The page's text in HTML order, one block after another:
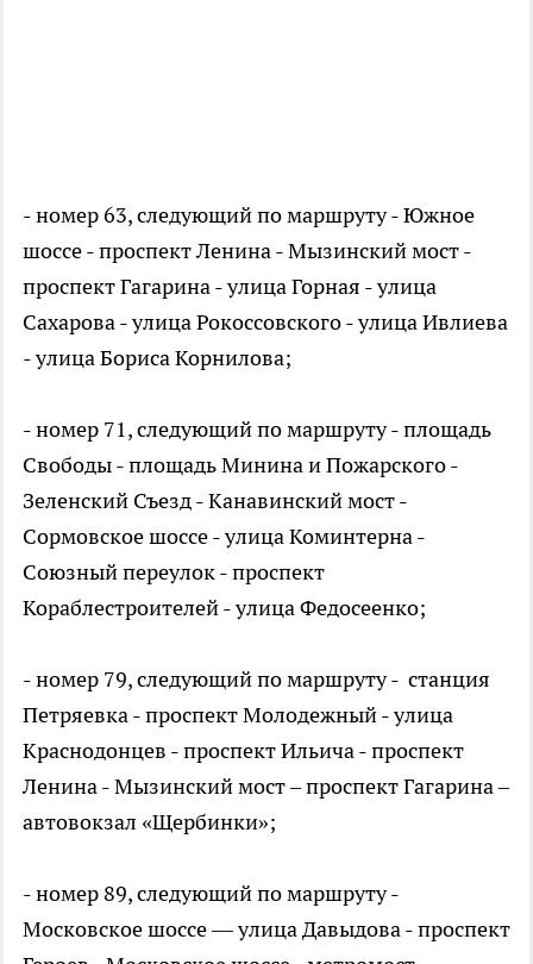
- номер 63, следующий по маршруту - Южное
шоссе - проспект Ленина - Мызинский мост -
проспект Гагарина - улица Горная - улица
Сахарова - улица Рокоссовского - улица Ивлиева
- улица Бориса Корнилова;
- номер 71, следующий по маршруту - площадь
Свободы - площадь Минина и Пожарского -
Зеленский Съезд - Канавинский мост -
Сормовское шоссе - улица Коминтерна -
Союзный переулок - проспект
Кораблестроителей - улица Федосеенко;
- номер 79, следующий по маршруту - станция
Петряевка - проспект Молодежный - улица
Краснодонцев - проспект Ильича - проспект
Ленина - Мызинский мост – проспект Гагарина –
автовокзал «Щербинки»;
- номер 89, следующий по маршруту -
Московское шоссе — улица Давыдова - проспект